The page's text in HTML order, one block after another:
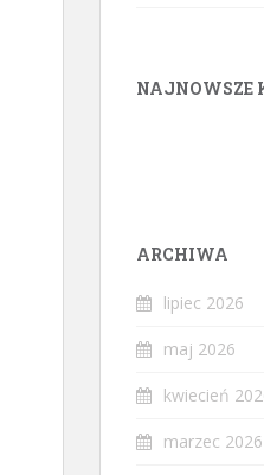
NAJNOWSZE
ARCHIWA
lipiec 2026
maj 2026
kwiecień
marzec 2026